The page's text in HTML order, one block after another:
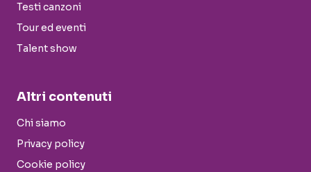
Testi canzoni
Tour ed eventi
Talent show
Altri contenuti
Chi siamo
Privacy policy
Cookie policy